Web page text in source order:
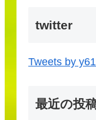
twitter
Tweets by
最近の投